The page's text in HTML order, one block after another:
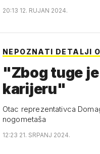
20:13 12. RUJAN 2024.
NEPOZNATI DETALJI
"Zbog tuge
karijeru"
Otac reprezentativca
nogometaša
12:23 21. SRPANJ 2024.